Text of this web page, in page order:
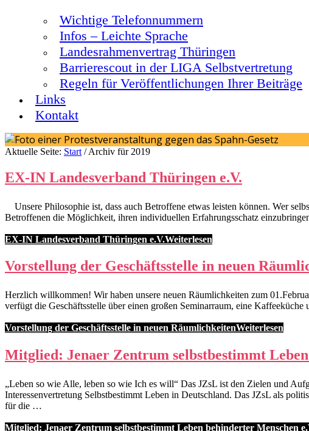
Wichtige Telefonnummern
Infos – Leichte Sprache
Landesrahmenvertrag Thüringen
Barrierescout in der LIGA Selbstvertretung
Regeln für Veröffentlichungen Ihrer Beiträge
Links
Kontakt
Aktuelle Seite: Start /Archiv für 2019
EX-IN Landesverband Thüringen e.V.
Unsere Philosophie ist, dass auch Betroffene etwas leisten können. Wer
Betroffenen die Möglichkeit, ihren individuellen Erfahrungsschatz
EX-IN Landesverband Thüringen e.V.Weiterlesen
Vorstellung der Geschäftsstelle in neuen
Herzlich willkommen! Wir haben unsere neuen Räumlichkeiten zum
verfügt die Geschäftsstelle über einen großen Seminarraum, eine
Vorstellung der Geschäftsstelle in neuen RäumlichkeitenWeiterlesen
Mitglied: Jenaer Zentrum selbstbestimmt
„Leben so wie Alle, leben so wie Ich es will“ Das JZsL ist den Zielen und
Interessenvertretung Selbstbestimmt Leben in Deutschland. Das JZsL als
für die …
Mitglied: Jenaer Zentrum selbstbestimmt Leben behinderter Menschen